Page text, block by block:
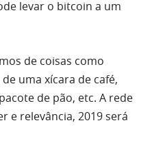
levar o bitcoin a um
de coisas como
uma xícara de café,
de pão, etc. A rede
e relevância, 2019 será